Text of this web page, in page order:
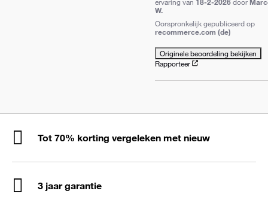
W.
Oorspronkelijk gepubliceerd op
recommerce.com (de)
Originele beoordeling bekijken
Rapporteer
Tot 70% korting vergeleken met nieuw
3 jaar garantie